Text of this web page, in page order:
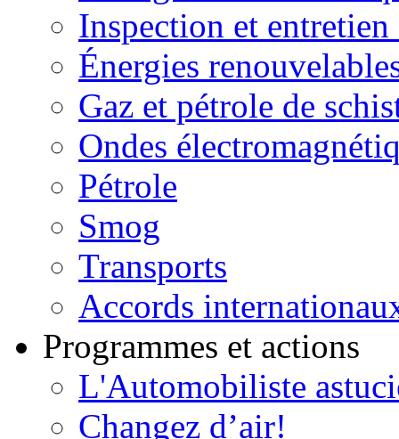
Inspection et entretien
Énergies
Gaz et pétrole de
Ondes
Pétrole
Smog
Transports
Accords
Programmes et actions
L'Automobiliste
Changez d’air!